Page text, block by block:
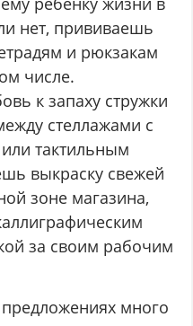
нет, прививаешь
и рюкзакам
числе.
к запаху стружки
стеллажами с
тактильным
выкраску свежей
зоне магазина,
за своим рабочим
много